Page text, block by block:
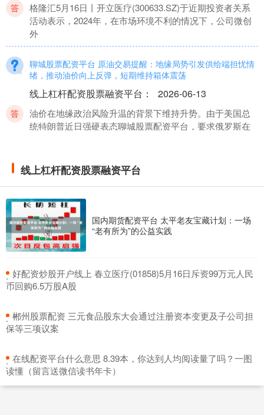
格隆汇5月16日丨开立医疗(300633.SZ)于近期投资者关系
活动表示，2024年，在市场环境不利的情况下，公司微创
外
聊城股票配资平台 原油交易提醒：地缘局势引发供给端担忧情
绪，推动油价向上反弹，短期维持箱体震荡
线上杠杆配资股票融资平台 ： 2026-06-13
油价在地缘政治风险升温的背景下维持升势。由于美国总
统特朗普近日强硬表态聊城股票配资平台，要求俄罗斯在
全国前10正规配资公司 创源股份(300703.SZ)：在东南亚的产
线上杠杆配资股票融资平台
格隆汇5月16日丨创源股份(300703.SZ)于近期投资者关系
活动表示，公司出口业务涵盖文教休闲、生活家居及运动
健身(
杠杆股票软件 天阳科技（300872）8月14日主力资金净买入
8616.20万元
证券之星消息，截至2025年8月14日收盘，天阳科技
(300872)报收于26.09元，上涨1.6%，换手率21.72%
线上杠杆配资股票融资平台
国内期货配资平台 太平老友宝藏计划：一场
“老有所为”的公益实践
· ​好配资炒股开户线上 春立医疗(01858)5月16日斥资99万元人民
币回购6.5万股A股
· ​郴州股票配资 三元食品股东大会通过注册资本变更及子公司担
保等三项议案
· ​在线配资平台什么意思 8.39本，你达到人均阅读量了吗？一图
读懂（留言送微信读书年卡）